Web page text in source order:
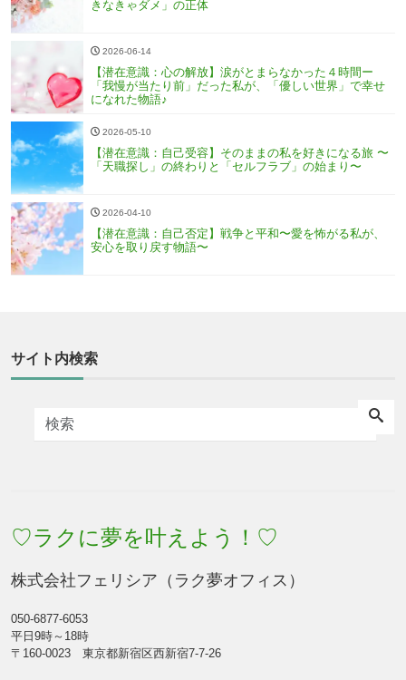
きなきゃダメ」の正体
2026-06-14
【潜在意識：心の解放】涙がとまらなかった４時間ー
「我慢が当たり前」だった私が、「優しい世界」で幸せ
になれた物語♪
2026-05-10
【潜在意識：自己受容】そのままの私を好きになる旅 〜
「天職探し」の終わりと「セルフラブ」の始まり〜
2026-04-10
【潜在意識：自己否定】戦争と平和〜愛を怖がる私が、
安心を取り戻す物語〜
サイト内検索
♡ラクに夢を叶えよう！♡
株式会社フェリシア（ラク夢オフィス）
050-6877-6053
平日9時～18時
〒160-0023 東京都新宿区西新宿7-7-26